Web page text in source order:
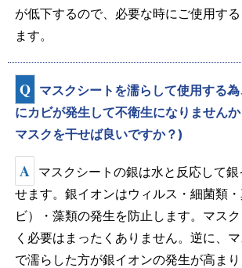
が低下するので、必要な時にご使用す
ます。
Q
マスクシートを濡らして使用する
にカビが発生して不衛生になりません
マスクを干せば良いですか？)
A
マスクシートの銀は水と反応して銀
せます。銀イオンはウィルス・細菌類
ビ）・藻類の発生を防止します。マス
く必要はまったくありません。逆に、
で濡らした方が銀イオンの発生が高ま